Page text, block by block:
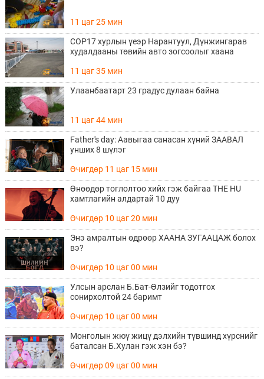
11 цаг 25 мин
COP17 хурлын үеэр Нарантуул, Дүнжингарав
худалдааны төвийн авто зогсоолыг хаана
11 цаг 35 мин
Улаанбаатарт 23 градус дулаан байна
11 цаг 44 мин
Father's day: Аавыгаа санасан хүний ЗААВАЛ
унших 8 шүлэг
Өчигдөр 11 цаг 15 мин
Өнөөдөр тоглолтоо хийх гэж байгаа THE HU
хамтлагийн алдартай 10 дуу
Өчигдөр 10 цаг 20 мин
Энэ амралтын өдрөөр ХААНА ЗУГААЦАЖ болох
вэ?
Өчигдөр 10 цаг 00 мин
Улсын арслан Б.Бат-Өлзийг тодотгох
сонирхолтой 24 баримт
Өчигдөр 10 цаг 00 мин
Монголын жюү жицү дэлхийн түвшинд хүрснийг
баталсан Б.Хулан гэж хэн бэ?
Өчигдөр 09 цаг 00 мин